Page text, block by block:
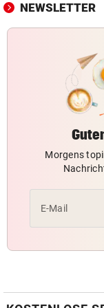
NEWSLETTER
Morgens
E-Mail